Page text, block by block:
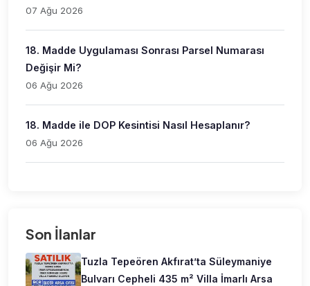
07 Ağu 2026
18. Madde Uygulaması Sonrası Parsel Numarası
Değişir Mi?
06 Ağu 2026
18. Madde ile DOP Kesintisi Nasıl Hesaplanır?
06 Ağu 2026
Son İlanlar
Tuzla Tepeören Akfırat’ta Süleymaniye
Bulvarı Cepheli 435 m² Villa İmarlı Arsa